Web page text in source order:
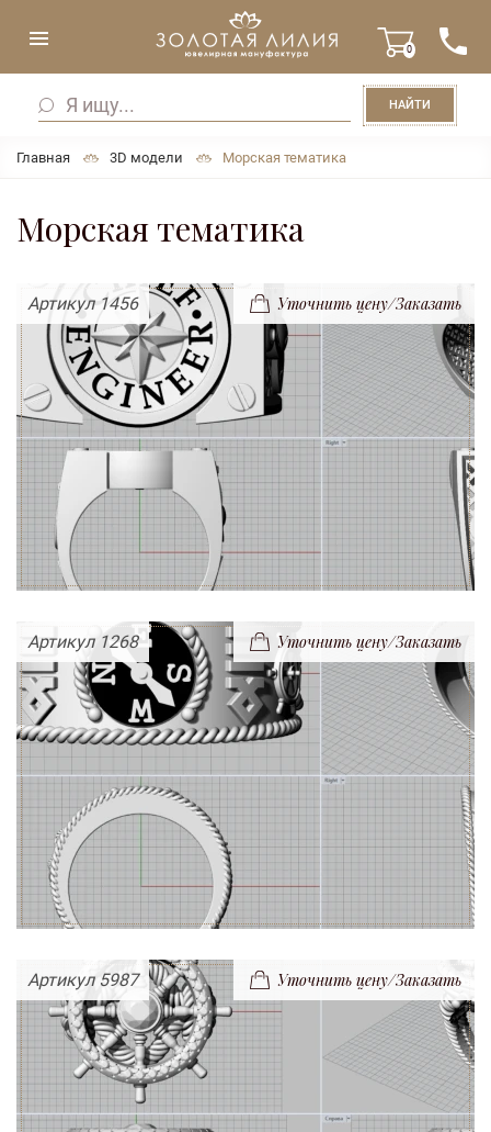
0
НАЙТИ
Главная 3D модели Морская тематика
Морская тематика
Уточнить цену/Заказать
Артикул 1456
Уточнить цену/Заказать
Артикул 1268
Уточнить цену/Заказать
Артикул 5987